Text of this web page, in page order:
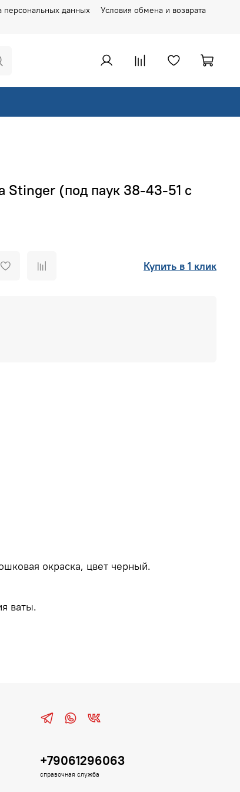
персональных данных Условия обмена и возврата
Stinger (под паук 38-43-51 с
Купить в 1 клик
окраска, цвет черный.
ваты.
+79061296063
справочная служба